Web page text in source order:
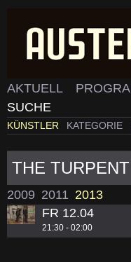
AKTUELL
SUCHE
KÜNSTLER KATEGORIE
THE
2009 2011 2013
FR 12.04
21:30 - 02:00